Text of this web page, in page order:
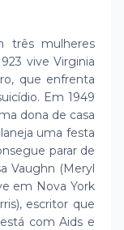
três mulheres
vive Virginia
que enfrenta
Em 1949
dona de casa
uma festa
parar de
Vaughn (Meryl
em Nova York
escritor que
com Aids e